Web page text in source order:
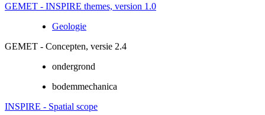
GEMET - INSPIRE themes, version 1.0
Geologie
GEMET - Concepten, versie 2.4
ondergrond
bodemmechanica
INSPIRE - Spatial scope